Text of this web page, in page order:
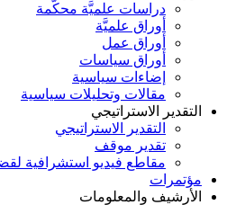
دراسات علميَّة محكَّمة
أوراق علميَّة
أوراق عمل
أوراق سياسات
إضاءات سياسية
مقالات وتحليلات سياسية
التقدير الاستراتيجي
التقدير الاستراتيجي
تقدير موقف
مقاطع فيديو استشرافية
مؤتمرات
الأرشيف والمعلومات